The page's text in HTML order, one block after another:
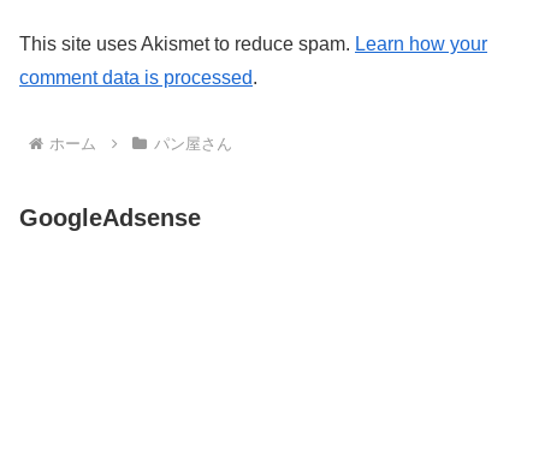
This site uses Akismet to reduce spam. Learn how your
comment data is processed.
ホーム パン屋さん
GoogleAdsense